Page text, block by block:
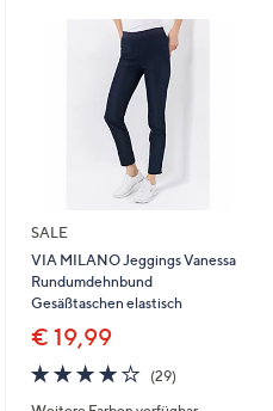
SALE
VIA MILANO Jeggings Vanessa
Rundumdehnbund
Gesäßtaschen elastisch
€ 19,99
4.1
von
(29)29